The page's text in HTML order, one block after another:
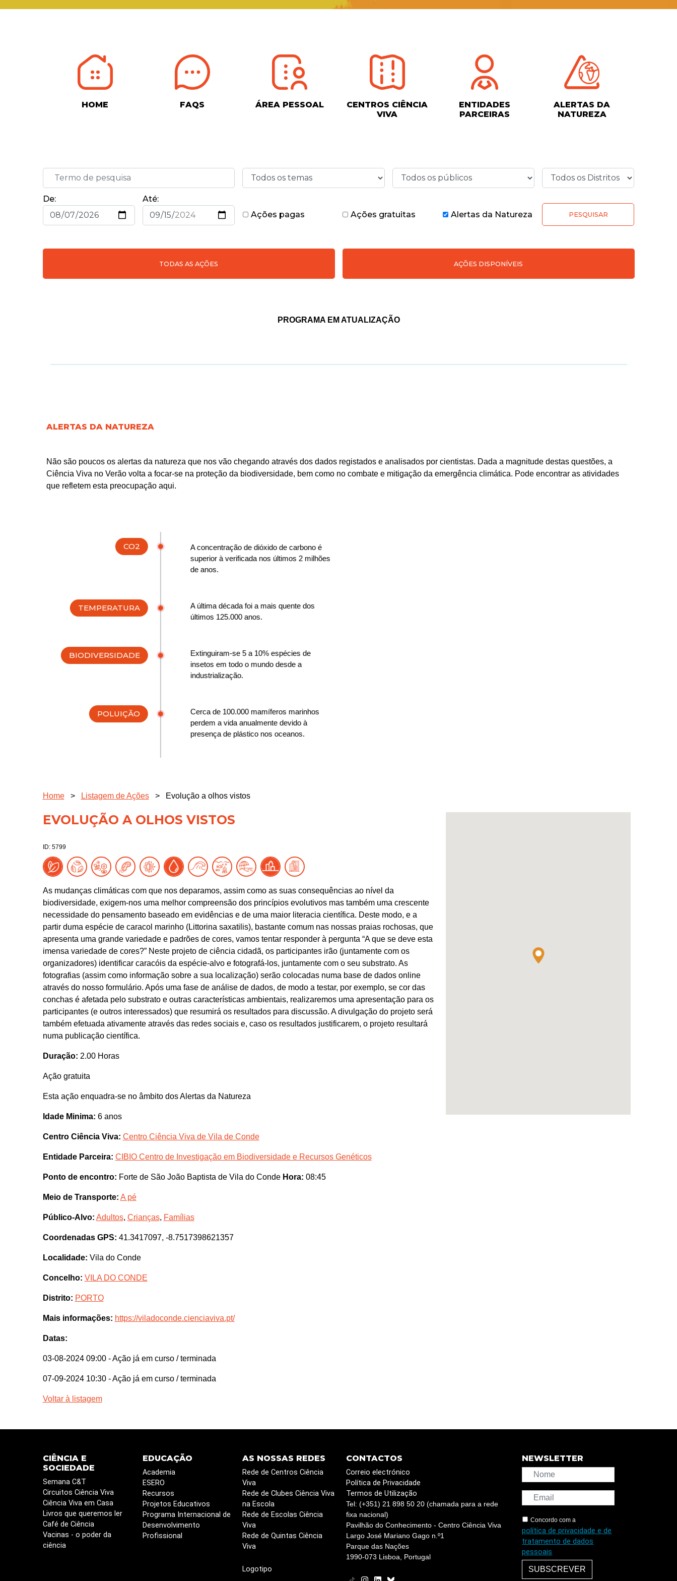
HOME FAQS ÁREA PESSOAL
CENTROS CIÊNCIA
VIVA
ENTIDADES
PARCEIRAS
ALERTAS DA
NATUREZA
De:
Até:
Ações pagas
Ações gratuitas Alertas da Natureza PESQUISAR
TODAS AS AÇÕES AÇÕES DISPONÍVEIS
PROGRAMA EM ATUALIZAÇÃO
ALERTAS DA NATUREZA
Não são poucos os alertas da natureza que nos vão chegando através dos dados registados e analisados por cientistas. Dada a magnitude destas questões, a
Ciência Viva no Verão volta a focar-se na proteção da biodiversidade, bem como no combate e mitigação da emergência climática. Pode encontrar as atividades
que refletem esta preocupação aqui.
A concentração de dióxido de carbono é
superior à verificada nos últimos 2 milhões
de anos.
CO2
A última década foi a mais quente dos
últimos 125.000 anos.
TEMPERATURA
Extinguiram-se 5 a 10% espécies de
insetos em todo o mundo desde a
industrialização.
BIODIVERSIDADE
Cerca de 100.000 mamíferos marinhos
perdem a vida anualmente devido à
presença de plástico nos oceanos.
POLUIÇÃO
Home > Listagem de Ações > Evolução a olhos vistos
EVOLUÇÃO A OLHOS VISTOS
ID: 5799
As mudanças climáticas com que nos deparamos, assim como as suas consequências ao nível da
biodiversidade, exigem-nos uma melhor compreensão dos princípios evolutivos mas também uma crescente
necessidade do pensamento baseado em evidências e de uma maior literacia científica. Deste modo, e a
partir duma espécie de caracol marinho (Littorina saxatilis), bastante comum nas nossas praias rochosas, que
apresenta uma grande variedade e padrões de cores, vamos tentar responder à pergunta “A que se deve esta
imensa variedade de cores?” Neste projeto de ciência cidadã, os participantes irão (juntamente com os
organizadores) identificar caracóis da espécie-alvo e fotografá-los, juntamente com o seu substrato. As
fotografias (assim como informação sobre a sua localização) serão colocadas numa base de dados online
através do nosso formulário. Após uma fase de análise de dados, de modo a testar, por exemplo, se cor das
conchas é afetada pelo substrato e outras características ambientais, realizaremos uma apresentação para os
participantes (e outros interessados) que resumirá os resultados para discussão. A divulgação do projeto será
também efetuada ativamente através das redes sociais e, caso os resultados justificarem, o projeto resultará
numa publicação científica.
Duração: 2.00 Horas
Ação gratuita
Esta ação enquadra-se no âmbito dos Alertas da Natureza
Idade Minima: 6 anos
Centro Ciência Viva: Centro Ciência Viva de Vila de Conde
Entidade Parceira: CIBIO Centro de Investigação em Biodiversidade e Recursos Genéticos
Ponto de encontro: Forte de São João Baptista de Vila do Conde Hora: 08:45
Meio de Transporte: A pé
Público-Alvo: Adultos, Crianças, Famílias
Coordenadas GPS: 41.3417097, -8.7517398621357
Localidade: Vila do Conde
Concelho: VILA DO CONDE
Distrito: PORTO
Mais informações: https://viladoconde.cienciaviva.pt/
Datas:
03-08-2024 09:00 - Ação já em curso / terminada
07-09-2024 10:30 - Ação já em curso / terminada
Voltar à listagem
CIÊNCIA E
SOCIEDADE
Semana C&T
Circuitos Ciência Viva
Ciência Viva em Casa
Livros que queremos ler
Café de Ciência
Vacinas - o poder da
ciência
EDUCAÇÃO
Academia
ESERO
Recursos
Projetos Educativos
Programa Internacional de
Desenvolvimento
Profissional
AS NOSSAS REDES
Rede de Centros Ciência
Viva
Rede de Clubes Ciência Viva
na Escola
Rede de Escolas Ciência
Viva
Rede de Quintas Ciência
Viva
Logotipo
CONTACTOS
Correio electrónico
Política de Privacidade
Termos de Utilização
Tel: (+351) 21 898 50 20 (chamada para a rede
fixa nacional)
Pavilhão do Conhecimento - Centro Ciência Viva
Largo José Mariano Gago n.º1
Parque das Nações
1990-073 Lisboa, Portugal
NEWSLETTER
Concordo com a
política de privacidade e de
tratamento de dados
pessoais
SUBSCREVER